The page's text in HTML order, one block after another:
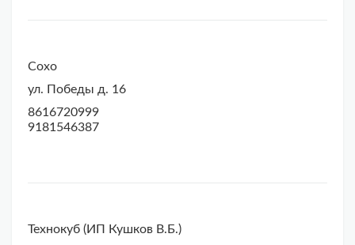
Сохо
ул. Победы д. 16
8616720999
9181546387
Технокуб (ИП Кушков В.Б.)